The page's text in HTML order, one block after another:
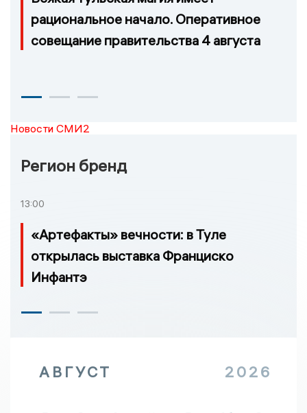
рациональное начало. Оперативное
совещание правительства 4 августа
Новости СМИ2
Регион бренд
13:00
«Артефакты» вечности: в Туле
открылась выставка Франциско
Инфантэ
АВГУСТ 2026